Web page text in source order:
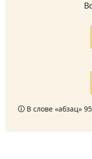
🛈 В слове «абзац»